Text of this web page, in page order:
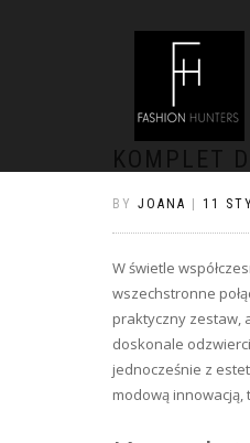
KOMPLET
BY JOANA 11
W świetle
wszechstronne
praktyczny zestaw,
doskonale
jednocześnie z
modową innowacją,